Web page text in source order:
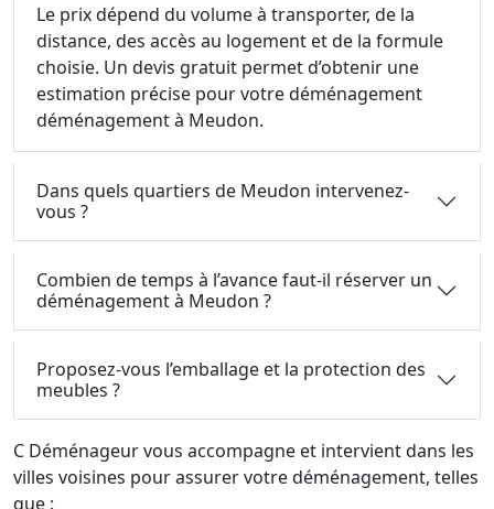
Le prix dépend du volume à transporter, de la
distance, des accès au logement et de la formule
choisie. Un devis gratuit permet d’obtenir une
estimation précise pour votre déménagement
déménagement à Meudon.
Dans quels quartiers de Meudon intervenez-
vous ?
Combien de temps à l’avance faut-il réserver un
déménagement à Meudon ?
Proposez-vous l’emballage et la protection des
meubles ?
C Déménageur vous accompagne et intervient dans les
villes voisines pour assurer votre déménagement, telles
que :